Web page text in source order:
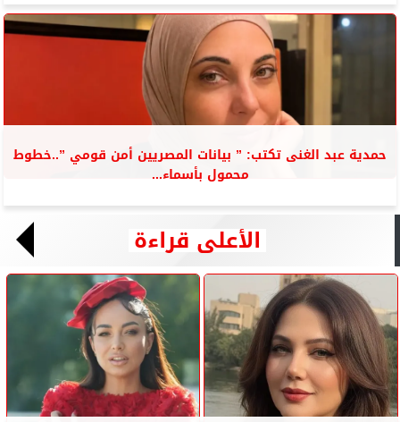
حمدية عبد الغنى تكتب: ” بيانات المصريين أمن قومي ”..خطوط
محمول بأسماء...
الأعلى قراءة